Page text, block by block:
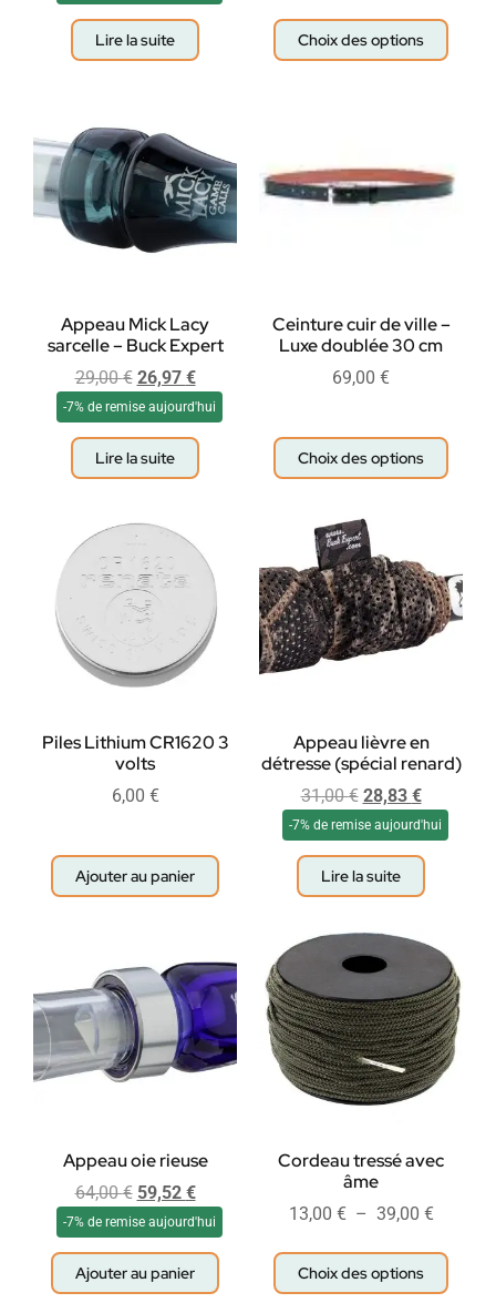
Lire la suite Choix des options
Appeau Mick Lacy
sarcelle – Buck Expert
29,00€ 26,97 €
-7% de remise aujourd'hui
Lire la suite
Ceinture cuir de ville –
Luxe doublée 30 cm
69,00 €
Choix des options
Piles Lithium CR1620 3
volts
6,00 €
Ajouter au panier
Appeau lièvre en
détresse (spécial renard)
31,00€ 28,83 €
-7% de remise aujourd'hui
Lire la suite
Appeau oie rieuse
64,00€ 59,52 €
-7% de remise aujourd'hui
Ajouter au panier
Cordeau tressé avec
âme
13,00 € – 39,00 €
Choix des options